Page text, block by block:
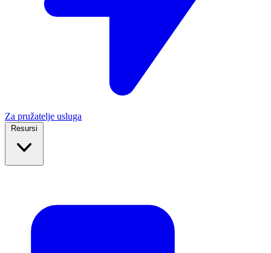
Za pružatelje usluga